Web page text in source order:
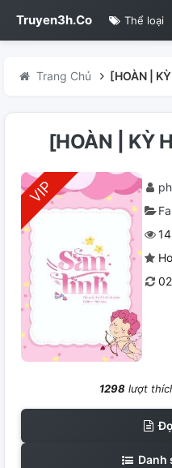
Truyen3h.Co Thể loại
Trang Chủ [HOÀN |
[HOÀN | KỲ
1298 lượt
Danh